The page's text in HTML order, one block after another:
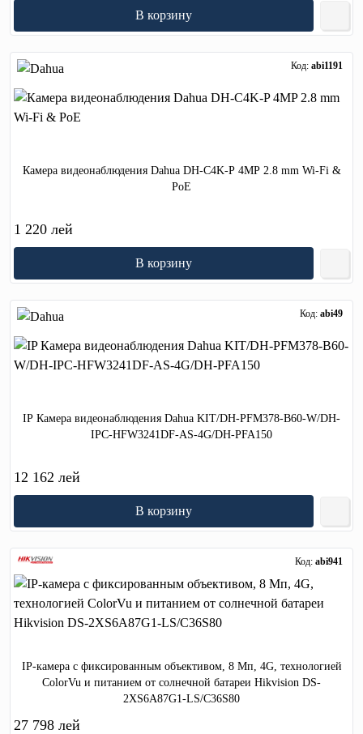
В корзину
Код: abi1191
Камера видеонаблюдения Dahua DH-C4K-P 4MP 2.8 mm Wi-Fi &
PoE
1 220 лей
В корзину
Код: abi49
IP Камера видеонаблюдения Dahua KIT/DH-PFM378-B60-W/DH-
IPC-HFW3241DF-AS-4G/DH-PFA150
12 162 лей
В корзину
Код: abi941
IP-камера с фиксированным объективом, 8 Мп, 4G, технологией
ColorVu и питанием от солнечной батареи Hikvision DS-
2XS6A87G1-LS/C36S80
27 798 лей